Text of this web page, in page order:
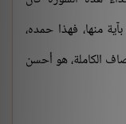
منها، فهذا حمده،
الكاملة، هو أحسن